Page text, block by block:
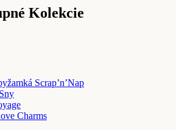
Kolekcie
Scrap’n’Nap
Charms